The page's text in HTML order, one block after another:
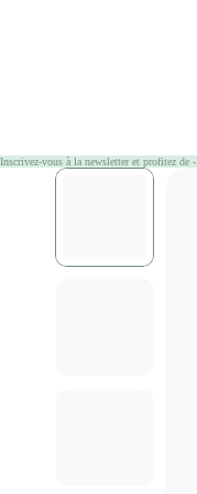
Inscrivez-vous à la newsletter et profitez de